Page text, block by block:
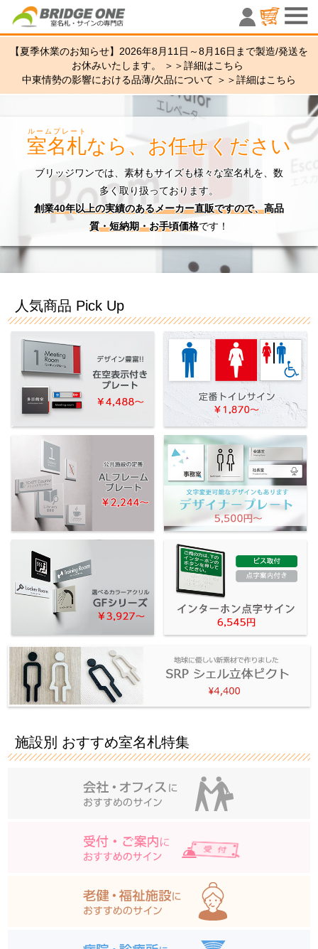
室名札・
【夏季休業のお知らせ】2026年8月11日～8月16日まで製造/発送を
お休みいたします。 ＞＞詳細はこちら
中東情勢の影響における品薄/欠品について ＞＞詳細はこちら
室名札
ルームプレート
なら、お任せください
ブリッジワンでは、素材もサイズも様々な室名札を、数
多く取り扱っております。
創業40年以上の実績のあるメーカー直販ですので、高品
質・短納期・お手頃価格です！
人気商品 Pick Up
施設別 おすすめ室名札特集